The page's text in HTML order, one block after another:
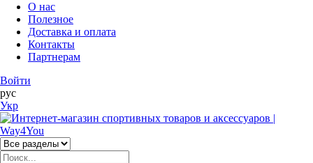
О нас
Полезное
Доставка и оплата
Контакты
Партнерам
Войти
рус
Укр